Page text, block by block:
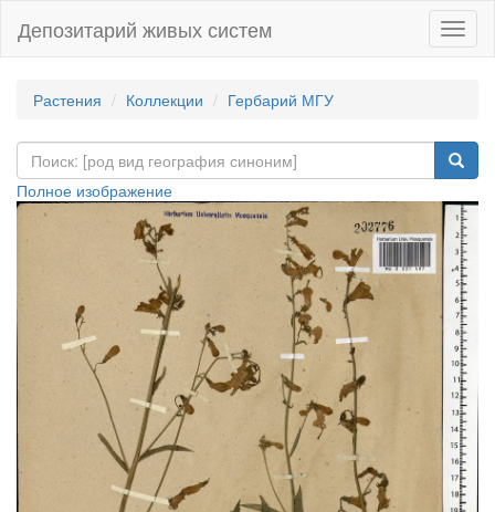
Депозитарий живых систем
Растения Коллекции Гербарий МГУ
Полное изображение